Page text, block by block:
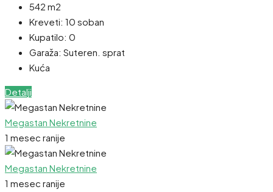
542 m2
Kreveti: 10 soban
Kupatilo: 0
Garaža: Suteren. sprat
Kuća
Detalji
Megastan Nekretnine
1 mesec ranije
Megastan Nekretnine
1 mesec ranije